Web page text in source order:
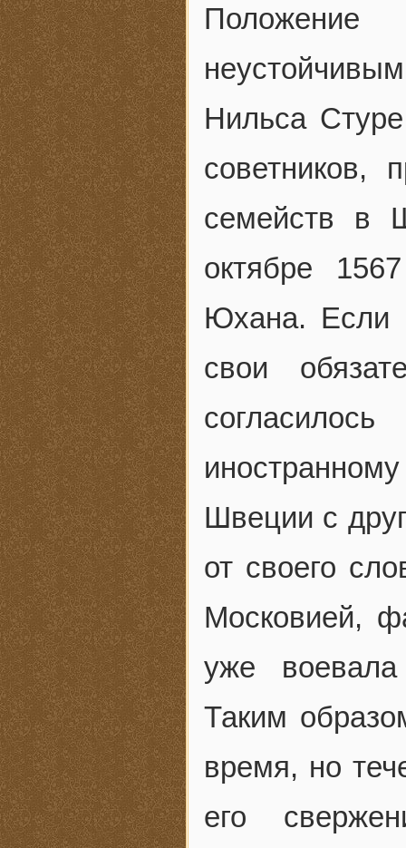
Нильса
советников,
семейств в
октябре
Юхана. Если
свои
Швеции с
от своего
Московией,
уже
Таким
время, но
его